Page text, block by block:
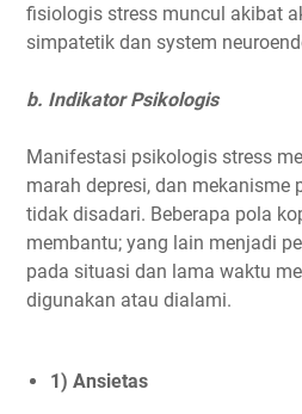
fisiologis stress muncul akibat
simpatetik dan system
b. Indikator Psikologis
Manifestasi psikologis stress
marah depresi, dan mekanisme
tidak disadari. Beberapa pola
membantu; yang lain menjadi
pada situasi dan lama waktu
digunakan atau dialami.
1) Ansietas